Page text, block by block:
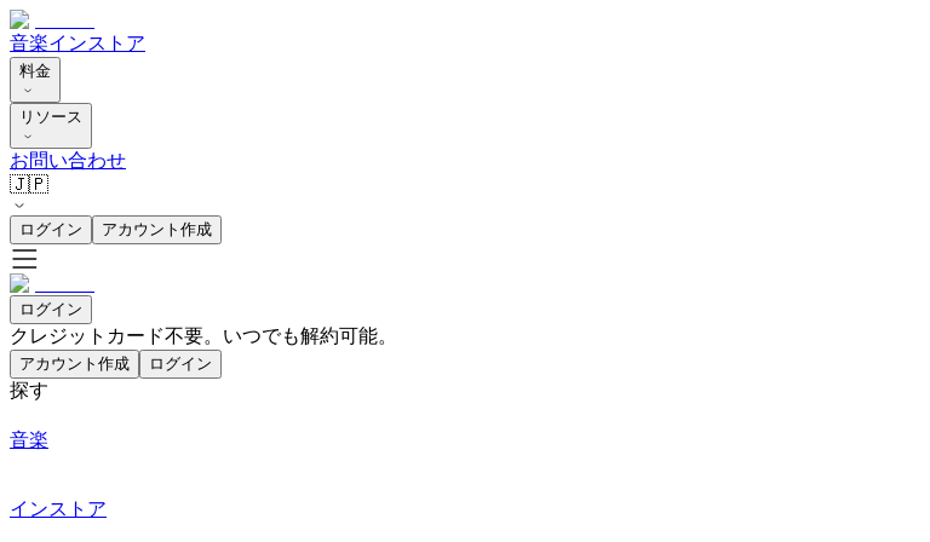
音楽インストア
料金
リソース
お問い合わせ
🇯🇵
ログイン アカウント作成
ログイン
クレジットカード不要。いつでも解約可能。
アカウント作成 ログイン
探す
音楽
インストア